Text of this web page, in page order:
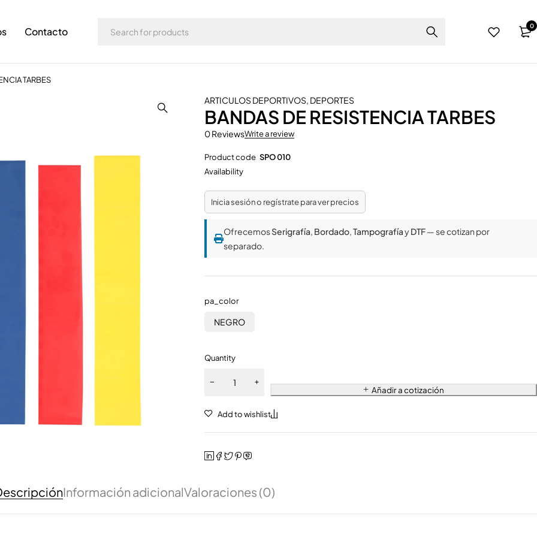
Contacto 0
TARBES
ARTICULOS DEPORTIVOS, DEPORTES
BANDAS DE RESISTENCIA TARBES
0 ReviewsWrite a review
Product code SPO 010
Availability
Inicia sesión o regístrate para ver precios
OfrecemosSerigrafía, Bordado,TampografíayDTF— se cotizan por
separado.
pa_color
NEGRO
Quantity
Añadir a cotización
Información adicionalValoraciones (0)